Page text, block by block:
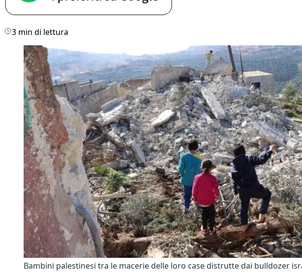
3 min di lettura
Bambini palestinesi tra le macerie delle loro case distrutte dai bulldozer